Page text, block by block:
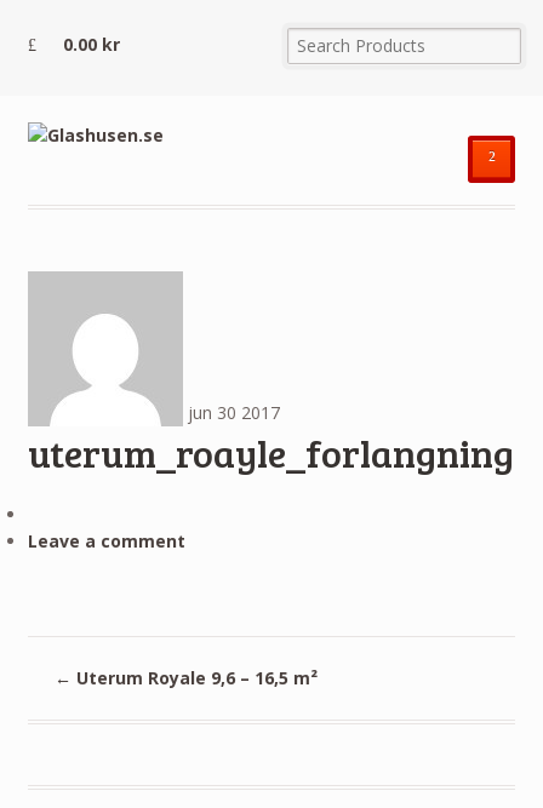
0.00 kr
²
jun 30 2017
uterum_roayle_forlangning
Leave a comment
← Uterum Royale 9,6 – 16,5 m²